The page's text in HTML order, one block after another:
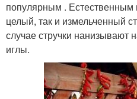
популярным .
целый, так и измельченный
случае стручки нанизывают
иглы.